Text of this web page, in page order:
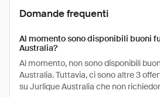
Domande frequenti
Al momento sono disponibili buoni
Australia?
Al momento, non sono disponibili
Australia. Tuttavia, ci sono altre 3
su Jurlique Australia che non